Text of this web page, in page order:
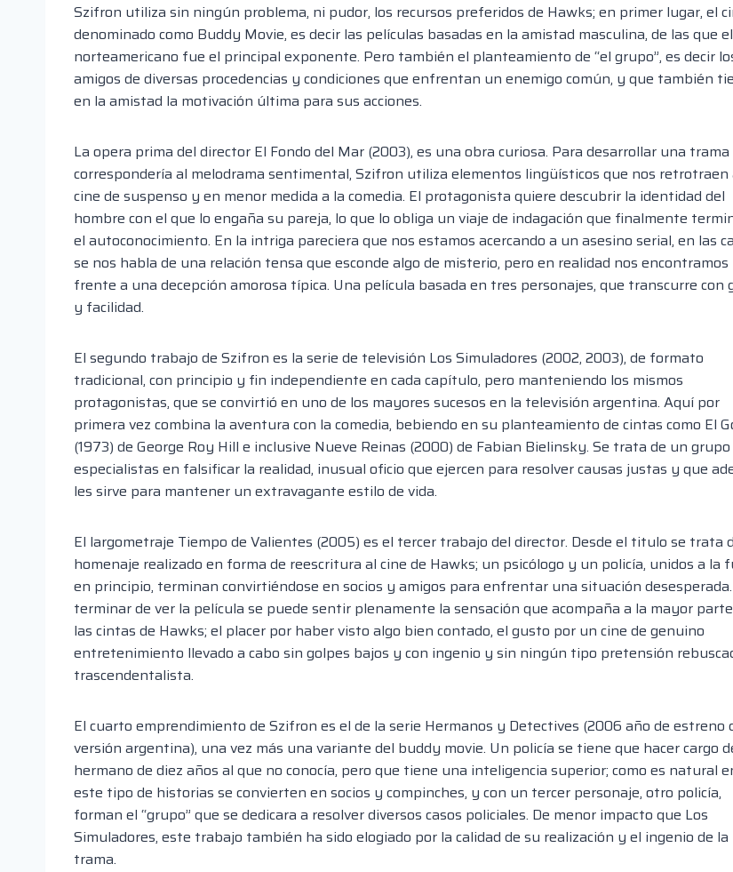
Szifron utiliza sin ningún problema, ni pudor, los recursos preferidos de Hawks; en primer lugar, el
denominado como Buddy Movie, es decir las películas basadas en la amistad masculina, de las que el
norteamericano fue el principal exponente. Pero también el planteamiento de “el grupo”, es decir
amigos de diversas procedencias y condiciones que enfrentan un enemigo común, y que también
en la amistad la motivación última para sus acciones.
La opera prima del director El Fondo del Mar (2003), es una obra curiosa. Para desarrollar una trama
correspondería al melodrama sentimental, Szifron utiliza elementos lingüísticos que nos retrotraen
cine de suspenso y en menor medida a la comedia. El protagonista quiere descubrir la identidad del
hombre con el que lo engaña su pareja, lo que lo obliga un viaje de indagación que finalmente
el autoconocimiento. En la intriga pareciera que nos estamos acercando a un asesino serial, en las
se nos habla de una relación tensa que esconde algo de misterio, pero en realidad nos encontramos
frente a una decepción amorosa típica. Una película basada en tres personajes, que transcurre con
y facilidad.
El segundo trabajo de Szifron es la serie de televisión Los Simuladores (2002, 2003), de formato
tradicional, con principio y fin independiente en cada capítulo, pero manteniendo los mismos
protagonistas, que se convirtió en uno de los mayores sucesos en la televisión argentina. Aquí por
primera vez combina la aventura con la comedia, bebiendo en su planteamiento de cintas como El
(1973) de George Roy Hill e inclusive Nueve Reinas (2000) de Fabian Bielinsky. Se trata de un grupo
especialistas en falsificar la realidad, inusual oficio que ejercen para resolver causas justas y que
les sirve para mantener un extravagante estilo de vida.
El largometraje Tiempo de Valientes (2005) es el tercer trabajo del director. Desde el titulo se trata
homenaje realizado en forma de reescritura al cine de Hawks; un psicólogo y un policía, unidos a la
en principio, terminan convirtiéndose en socios y amigos para enfrentar una situación
terminar de ver la película se puede sentir plenamente la sensación que acompaña a la mayor
las cintas de Hawks; el placer por haber visto algo bien contado, el gusto por un cine de genuino
entretenimiento llevado a cabo sin golpes bajos y con ingenio y sin ningún tipo pretensión
trascendentalista.
El cuarto emprendimiento de Szifron es el de la serie Hermanos y Detectives (2006 año de estreno
versión argentina), una vez más una variante del buddy movie. Un policía se tiene que hacer cargo
hermano de diez años al que no conocía, pero que tiene una inteligencia superior; como es natural
este tipo de historias se convierten en socios y compinches, y con un tercer personaje, otro policía,
forman el “grupo” que se dedicara a resolver diversos casos policiales. De menor impacto que Los
Simuladores, este trabajo también ha sido elogiado por la calidad de su realización y el ingenio de la
trama.